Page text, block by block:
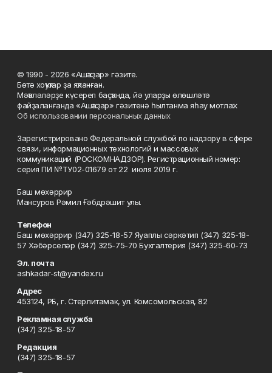
© 1990 - 2026 «Ашҡаҙар» гәзите.
Бөтә хоҡуҡтар ҙа яҡланған.
Мәҡәләләрҙе күсереп баҫҡанда, йә уларҙы өлөшләтә
файҙаланғанда «Ашҡаҙар» гәзитенә һылтанма яһау мотлаҡ.
Об использовании персональных данных
Зарегистрировано Федеральной службой по надзору в сфере
связи, информационных технологий и массовых
коммуникаций (РОСКОМНАДЗОР). Регистрационный номер:
серия ПИ №ТУ02-01679 от 22 июля 2019 г.
Баш мөхәррир
Мансуров Рәмил Ғәбдрәшит улы.
Телефон
Баш мөхәррир (347) 325-18-57 Яуаплы сәркәтип (347) 325-18-
57 Хәбәрселәр (347) 325-75-70 Бухгалтерия (347) 325-60-73
Эл. почта
ashkadar-st@yandex.ru
Адрес
453124, РБ, г. Стерлитамак, ул. Комсомольская, 82
Рекламная служба
(347) 325-18-57
Редакция
(347) 325-18-57